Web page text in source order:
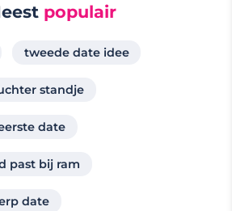
populair
tweede date idee
standje
date
past bij ram
date